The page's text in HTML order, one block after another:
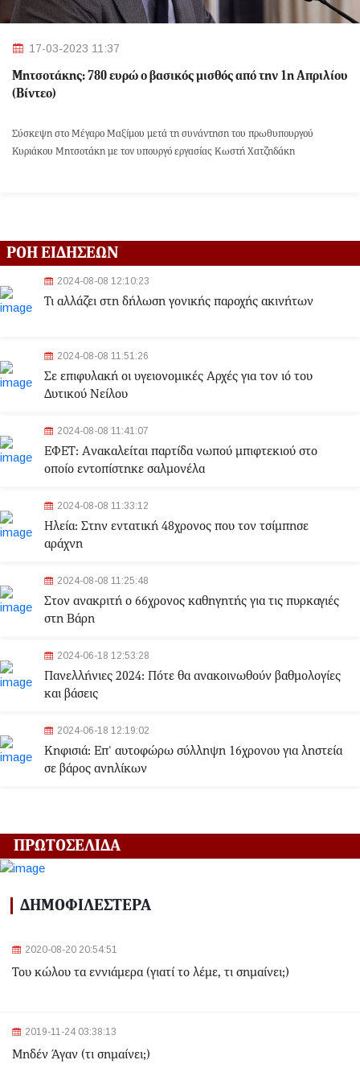
17-03-2023 11:37
Μητσοτάκης: 780 ευρώ ο βασικός μισθός από την 1η Απριλίου
(Βίντεο)
Σύσκεψη στο Μέγαρο Μαξίμου μετά τη συνάντηση του πρωθυπουργού
Κυριάκου Μητσοτάκη με τον υπουργό εργασίας Κωστή Χατζηδάκη
ΡΟΗ ΕΙΔΗΣΕΩΝ
2024-08-08 12:10:23
Τι αλλάζει στη δήλωση γονικής παροχής ακινήτων
2024-08-08 11:51:26
Σε επιφυλακή οι υγειονομικές Αρχές για τον ιό του
Δυτικού Νείλου
2024-08-08 11:41:07
ΕΦΕΤ: Aνακαλείται παρτίδα νωπού μπιφτεκιού στο
οποίο εντοπίστηκε σαλμονέλα
2024-08-08 11:33:12
Ηλεία: Στην εντατική 48χρονος που τον τσίμπησε
αράχνη
2024-08-08 11:25:48
Στον ανακριτή ο 66χρονος καθηγητής για τις πυρκαγιές
στη Βάρη
2024-06-18 12:53:28
Πανελλήνιες 2024: Πότε θα ανακοινωθούν βαθμολογίες
και βάσεις
2024-06-18 12:19:02
Κηφισιά: Eπ' αυτοφώρω σύλληψη 16χρονου για ληστεία
σε βάρος ανηλίκων
Αλλαγές στα δρομολόγια του Μετρό και του Τραμ λόγω
2024-03-22 11:07:47
Ομόνοια: Ριφιφί σε κοσμηματοπωλείο - Άρπαξαν
2024-03-22 10:52:10
Σεισμός 4,7 Ρίχτερ ανοιχτά της Κέρκυρας
ΠΡΩΤΟΣΕΛΙΔΑ
ΔΗΜΟΦΙΛΕΣΤΕΡΑ
2020-08-20 20:54:51
Του κώλου τα εννιάμερα (γιατί το λέμε, τι σημαίνει;)
2019-11-24 03:38:13
Μηδέν Άγαν (τι σημαίνει;)